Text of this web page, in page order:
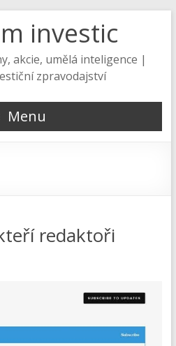
investic
akcie, umělá inteligence |
zpravodajství
Menu
redaktoři